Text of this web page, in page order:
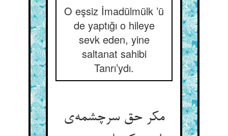
O eşsiz İmadülmülk ’ü
de yaptığı o hileye
sevk eden, yine
saltanat sahibi
Tanrı’ydı.
مکر حق سرچشمه‌ی